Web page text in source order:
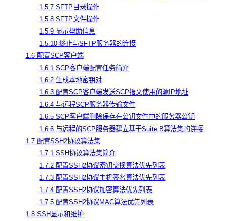
1.5.7 SFTP目录操作
1.5.8 SFTP文件操作
1.5.9 显示帮助信息
1.5.10 终止与SFTP服务器的连接
1.6 配置SCP客户端
1.6.1 SCP客户端配置任务简介
1.6.2 生成本地密钥对
1.6.3 配置SCP客户端发送SCP报文使用的源IP地址
1.6.4 与远程SCP服务器传输文件
1.6.5 SCP客户端删除保存在公钥文件中的服务器公钥
1.6.6 与远程的SCP服务器建立基于Suite B算法集的连接
1.7 配置SSH2协议算法集
1.7.1 SSH协议算法集简介
1.7.2 配置SSH2协议密钥交换算法优先列表
1.7.3 配置SSH2协议主机签名算法优先列表
1.7.4 配置SSH2协议加密算法优先列表
1.7.5 配置SSH2协议MAC算法优先列表
1.8 SSH显示和维护